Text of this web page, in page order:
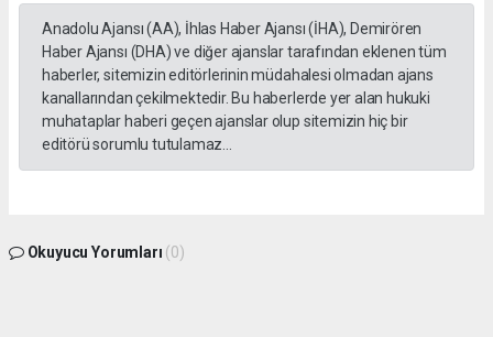
Anadolu Ajansı (AA), İhlas Haber Ajansı (İHA), Demirören
Haber Ajansı (DHA) ve diğer ajanslar tarafından eklenen tüm
haberler, sitemizin editörlerinin müdahalesi olmadan ajans
kanallarından çekilmektedir. Bu haberlerde yer alan hukuki
muhataplar haberi geçen ajanslar olup sitemizin hiç bir
editörü sorumlu tutulamaz...
Okuyucu Yorumları (0)